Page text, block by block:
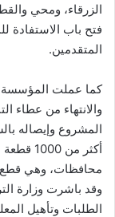
الزرقاء، ومحي
فتح باب الاستفادة
المتقدمين.
كما عملت المؤسسة
والانتهاء من عطاء
المشروع وإيصاله
أكثر
محافظات، وهي قطع
وقد باشرت وزارة
الطلبات وتأهيل